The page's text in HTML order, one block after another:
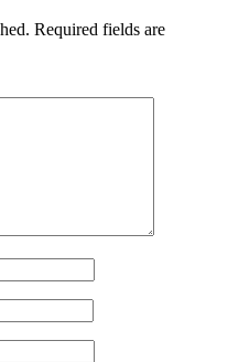
Required fields are